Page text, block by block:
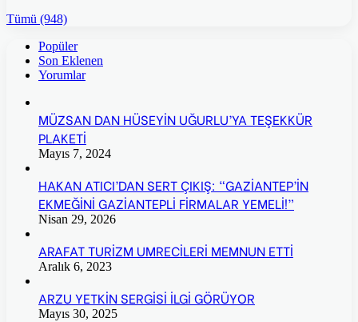
Tümü (948)
Popüler
Son Eklenen
Yorumlar
MÜZSAN DAN HÜSEYİN UĞURLU’YA TEŞEKKÜR
PLAKETİ
Mayıs 7, 2024
HAKAN ATICI’DAN SERT ÇIKIŞ: “GAZİANTEP’İN
EKMEĞİNİ GAZİANTEPLİ FİRMALAR YEMELİ!”
Nisan 29, 2026
ARAFAT TURİZM UMRECİLERİ MEMNUN ETTİ
Aralık 6, 2023
ARZU YETKİN SERGİSİ İLGİ GÖRÜYOR
Mayıs 30, 2025